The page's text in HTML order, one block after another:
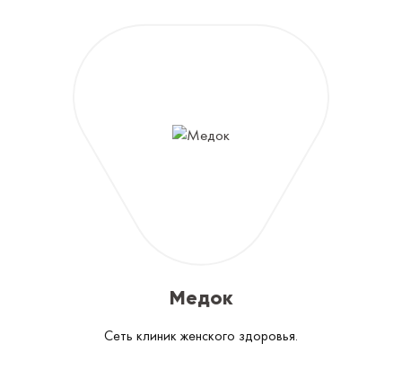
Медок
Сеть клиник женского здоровья.